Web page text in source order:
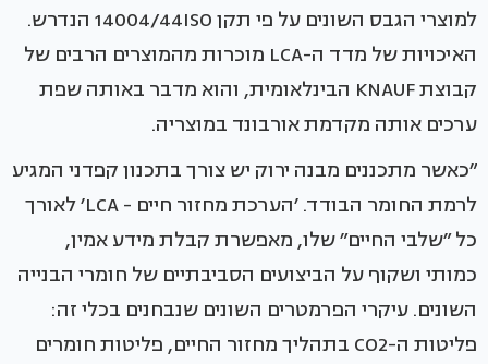
למוצרי הגבס השונים על פי תקן 14004/44ISO הנדרש.
האיכויות של מדד ה-LCA מוכרות מהמוצרים הרבים של
קבוצת KNAUF הבינלאומית, והוא מדבר באותה שפת
ערכים אותה מקדמת אורבונד במוצריה.
״כאשר מתכננים מבנה ירוק יש צורך בתכנון קפדני המגיע
לרמת החומר הבודד. ׳הערכת מחזור חיים - LCA׳ לאורך
כל ״שלבי החיים״ שלו, מאפשרת קבלת מידע אמין,
כמותי ושקוף על הביצועים הסביבתיים של חומרי הבנייה
השונים. עיקרי הפרמטרים השונים שנבחנים בכלי זה:
פליטות ה-CO2 בתהליך מחזור החיים, פליטות חומרים